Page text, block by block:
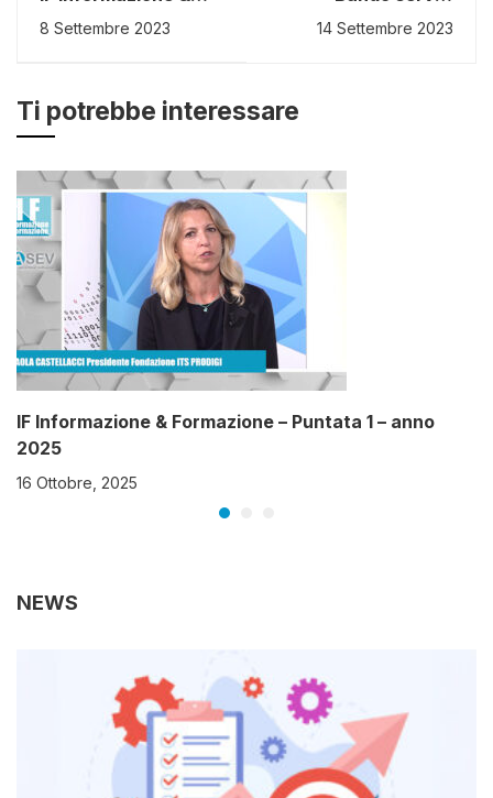
Formazione -
Puntata 5 - anno
8 Settembre 2023
innovativi per la
Transizione Digitale
14 Settembre 2023
Ti potrebbe interessare
IF Informazione & Formazione – Puntata 1 – anno
2025
16 Ottobre, 2025
NEWS